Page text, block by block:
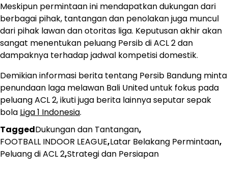
Meskipun permintaan ini mendapatkan dukungan dari
berbagai pihak, tantangan dan penolakan juga muncul
dari pihak lawan dan otoritas liga. Keputusan akhir akan
sangat menentukan peluang Persib di ACL 2 dan
dampaknya terhadap jadwal kompetisi domestik.
Demikian informasi berita tentang Persib Bandung minta
penundaan laga melawan Bali United untuk fokus pada
peluang ACL 2, ikuti juga berita lainnya seputar sepak
bola Liga 1 Indonesia.
TaggedDukungan dan Tantangan,
FOOTBALL INDOOR LEAGUE,Latar Belakang Permintaan,
Peluang di ACL 2,Strategi dan Persiapan